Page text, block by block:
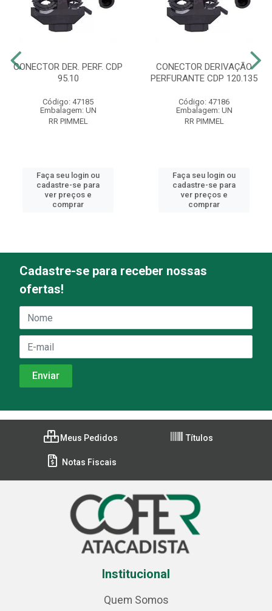
CONECTOR DER. PERF. CDP
95.10
Código: 47185
Embalagem: UN
RR PIMMEL
Faça seu login ou
cadastre-se para
ver preços e
comprar
CONECTOR DERIVAÇÃO
PERFURANTE CDP 120.135
Código: 47186
Embalagem: UN
RR PIMMEL
Faça seu login ou
cadastre-se para
ver preços e
comprar
Cadastre-se para receber nossas
ofertas!
Meus Pedidos Títulos
Notas Fiscais
Institucional
Quem Somos